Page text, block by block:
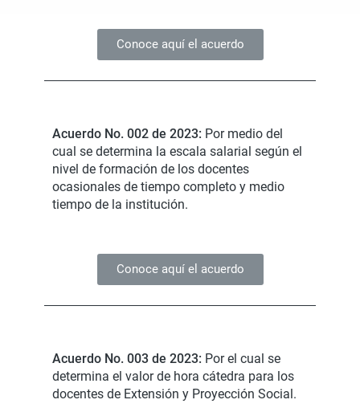
Conoce aquí el acuerdo
Acuerdo No. 002 de 2023: Por medio del
cual se determina la escala salarial según el
nivel de formación de los docentes
ocasionales de tiempo completo y medio
tiempo de la institución.
Conoce aquí el acuerdo
Acuerdo No. 003 de 2023: Por el cual se
determina el valor de hora cátedra para los
docentes de Extensión y Proyección Social.